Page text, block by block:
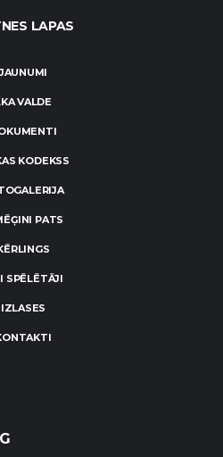
LAPAS
VALDE
KODEKSS
PATS
SPĒLĒTĀJI
IZLASES